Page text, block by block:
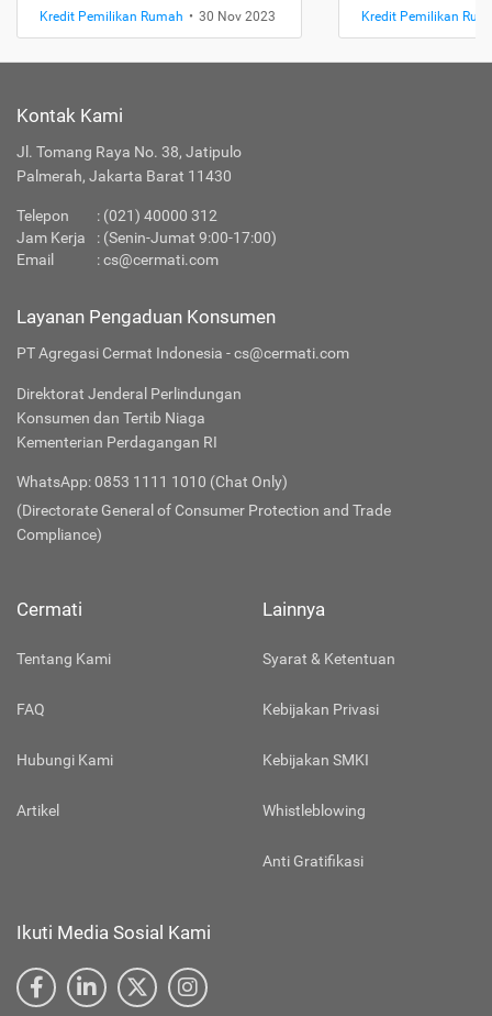
Kredit Pemilikan Rumah • 30 Nov 2023 Kredit Pemilikan
Kontak Kami
Jl. Tomang Raya No. 38, Jatipulo
Palmerah, Jakarta Barat 11430
Telepon : (021) 40000 312
Jam Kerja
: (Senin-Jumat 9:00-17:00)
Email
:cs@cermati.com
Layanan Pengaduan Konsumen
PT Agregasi Cermat Indonesia - cs@cermati.com
Direktorat Jenderal Perlindungan
Konsumen dan Tertib Niaga
Kementerian Perdagangan RI
WhatsApp: 0853 1111 1010 (Chat Only)
(Directorate General of Consumer Protection and Trade
Compliance)
Cermati
Tentang Kami
FAQ
Hubungi Kami
Artikel
Lainnya
Syarat & Ketentuan
Kebijakan Privasi
Kebijakan SMKI
Whistleblowing
Anti Gratifikasi
Ikuti Media Sosial Kami